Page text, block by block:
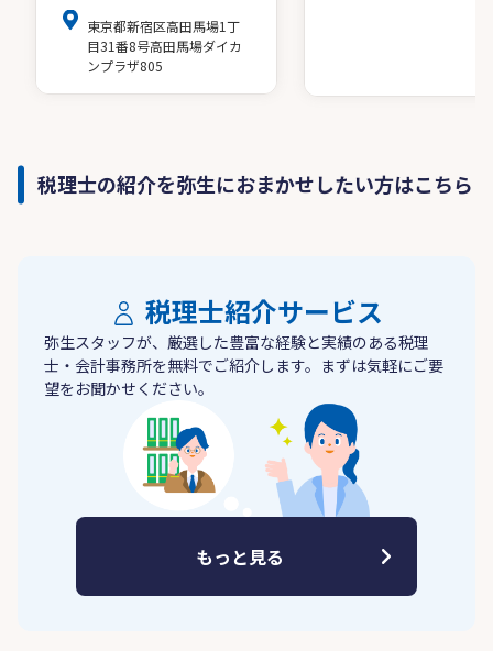
東京都新宿区高田馬場1丁
目31番8号高田馬場ダイカ
ンプラザ805
税理士の紹介を弥生におまかせしたい方はこちら
税理士紹介サービス
弥生スタッフが、厳選した豊富な経験と実績のある税理
士・会計事務所を無料でご紹介します。まずは気軽にご要
望をお聞かせください。
もっと見る